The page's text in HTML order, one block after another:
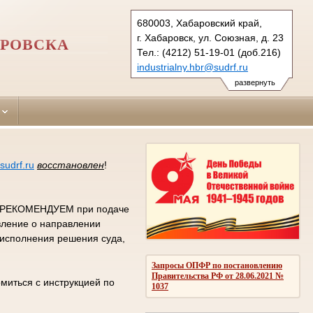
развернуть
680003, Хабаровский край,
г. Хабаровск, ул. Союзная, д. 23
Тел.: (4212) 51-19-01 (доб.216)
industrialny.hbr@sudrf.ru
Запросы ОПФР по постановлению
Правительства РФ от 28.06.2021 №
1037
восстановлен!
РЕКОМЕНДУЕМ при подаче
о направлении
решения суда,
с инструкцией по